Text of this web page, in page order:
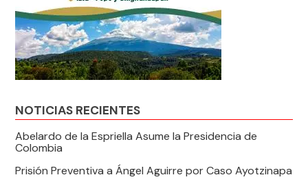
NOTICIAS RECIENTES
Abelardo de la Espriella Asume la Presidencia de
Colombia
Prisión Preventiva a Ángel Aguirre por Caso Ayotzinapa